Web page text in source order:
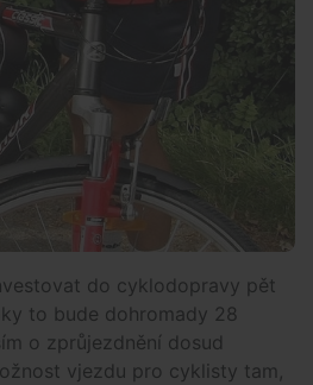
do cyklodopravy pět
to bude dohromady 28
o zprůjezdnění dosud
vjezdu pro cyklisty tam,